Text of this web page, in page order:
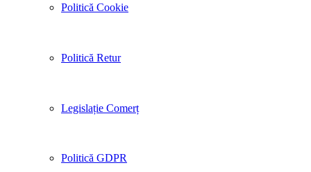
Politică Cookie
Politică Retur
Legislație Comerț
Politică GDPR